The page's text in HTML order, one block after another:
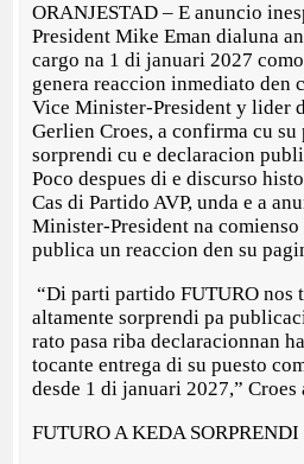
ORANJESTAD – E anuncio
President Mike Eman dialuna
cargo na 1 di januari 2027
genera reaccion inmediato den
Vice Minister-President y lider
Gerlien Croes, a confirma cu su
sorprendi cu e declaracion
Poco despues di e discurso
Cas di Partido AVP, unda e a
Minister-President na comienso
publica un reaccion den su
“Di parti partido FUTURO nos
altamente sorprendi pa
rato pasa riba declaracionnan
tocante entrega di su puesto
desde 1 di januari 2027,” Croes
FUTURO A KEDA SORPRENDI